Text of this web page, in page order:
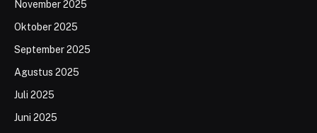
November 2025
Oktober 2025
September 2025
Agustus 2025
Juli 2025
Juni 2025